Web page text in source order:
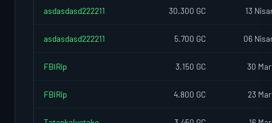
asdasdasd222211 30.300 GC 13
asdasdasd222211 5.700 GC 06
FBIRip 3.150 GC 30
FBIRip 4.800 GC 23